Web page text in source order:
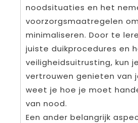
noodsituaties en het
voorzorgsmaatregelen
minimaliseren. Door te
juiste duikprocedures en
veiligheidsuitrusting, kun
vertrouwen genieten van
weet je hoe je moet
van nood.
Een ander belangrijk